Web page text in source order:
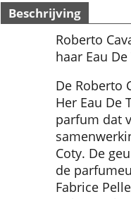
Beschrijving
Roberto
haar Eau
De Roberto
Her Eau De
parfum dat
Coty. De
de